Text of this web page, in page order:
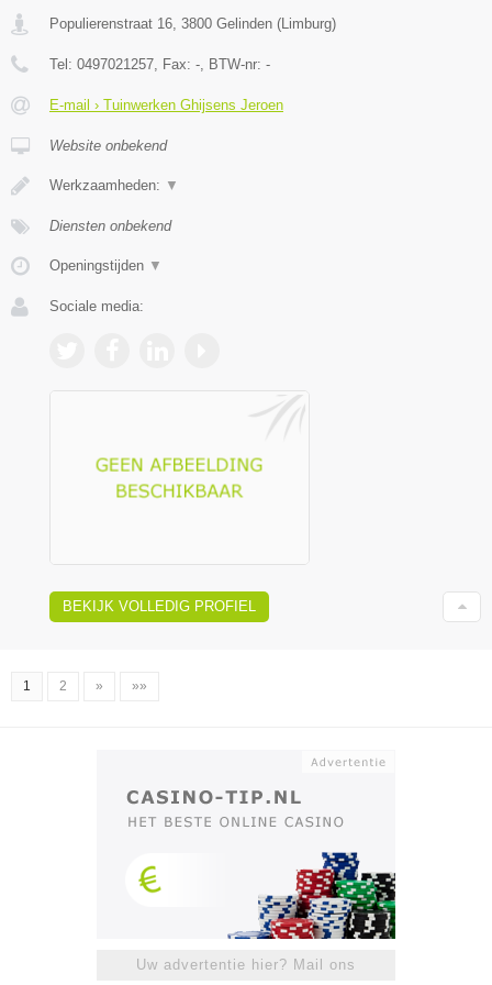
Populierenstraat 16 3800 Gelinden ( Limburg)
Tel: 0497021257 , Fax: - , BTW-nr: -
E-mail › Tuinwerken Ghijsens Jeroen
Website onbekend
Werkzaamheden: ▼
Diensten onbekend
Openingstijden ▼
Sociale media:
BEKIJK VOLLEDIG PROFIEL
1 2 » »»
Uw advertentie hier? Mail ons